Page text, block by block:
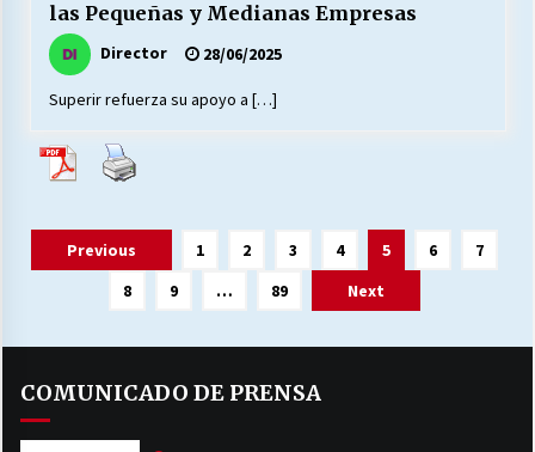
las Pequeñas y Medianas Empresas
Director 28/06/2025
Superir refuerza su apoyo a […]
Paginación
Previous 1 2 3 4 5 6
7
8
9 … 89 Next
COMUNICADO DE PRENSA